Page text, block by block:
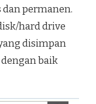
dan permanen.
hard drive
disimpan
baik